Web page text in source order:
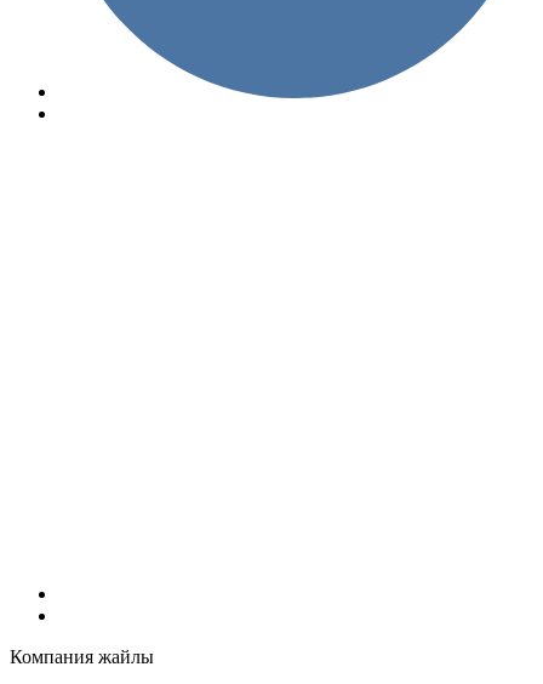
Компания жайлы